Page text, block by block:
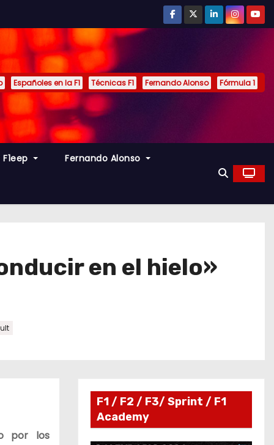
Españoles en la F1 Técnicas F1 Fernando Alonso Fórmula 1
Fernando Alonso
en el hielo»
por los
F1 / F2 / F3/ Sprint / F1
Academy